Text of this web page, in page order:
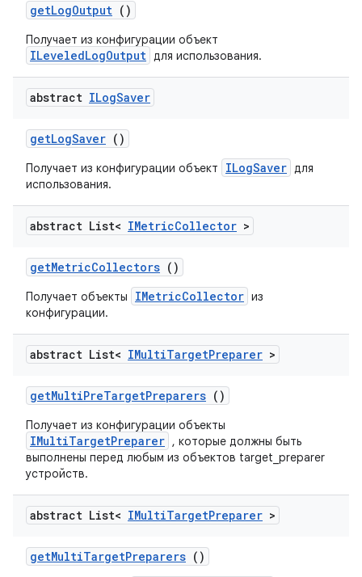
getLogOutput ()
Получает из конфигурации объект
ILeveledLogOutput для использования.
abstract ILogSaver
getLogSaver ()
Получает из конфигурации объект ILogSaver для
использования.
abstract List< IMetricCollector >
getMetricCollectors ()
Получает объекты IMetricCollector из
конфигурации.
abstract List< IMultiTargetPreparer >
getMultiPreTargetPreparers ()
Получает из конфигурации объекты
IMultiTargetPreparer , которые должны быть
выполнены перед любым из объектов target_preparer
устройств.
abstract List< IMultiTargetPreparer >
getMultiTargetPreparers ()